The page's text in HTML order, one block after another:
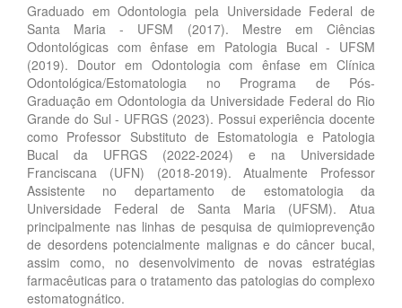
Graduado em Odontologia pela Universidade Federal de
Santa Maria - UFSM (2017). Mestre em Ciências
Odontológicas com ênfase em Patologia Bucal - UFSM
(2019). Doutor em Odontologia com ênfase em Clínica
Odontológica/Estomatologia no Programa de Pós-
Graduação em Odontologia da Universidade Federal do Rio
Grande do Sul - UFRGS (2023). Possui experiência docente
como Professor Substituto de Estomatologia e Patologia
Bucal da UFRGS (2022-2024) e na Universidade
Franciscana (UFN) (2018-2019). Atualmente Professor
Assistente no departamento de estomatologia da
Universidade Federal de Santa Maria (UFSM). Atua
principalmente nas linhas de pesquisa de quimioprevenção
de desordens potencialmente malignas e do câncer bucal,
assim como, no desenvolvimento de novas estratégias
farmacêuticas para o tratamento das patologias do complexo
estomatognático.